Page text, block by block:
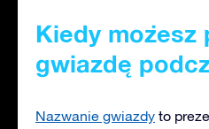
Kiedy możesz
gwiazdę
Nazwanie gwiazdy to